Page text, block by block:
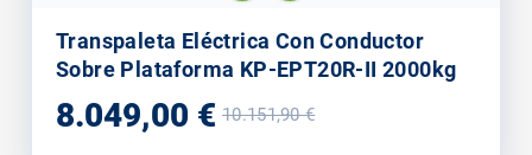
Transpaleta Eléctrica Con Conductor
Sobre Plataforma KP-EPT20R-II 2000kg
8.049,00 € 10.151,90 €